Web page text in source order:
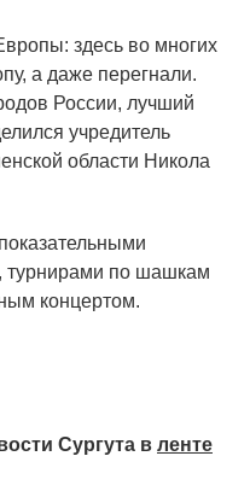
здесь во многих
а даже перегнали.
России, лучший
учредитель
области Никола
турнирами по шашкам
концертом.
Сургута в ленте